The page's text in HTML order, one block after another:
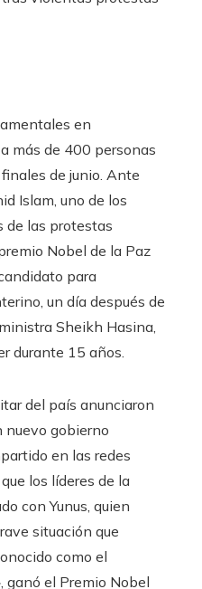
en
más de 400 personas
de junio. Ante
Islam, uno de los
de las protestas
Nobel de la Paz
para
un día después de
Sheikh Hasina,
durante 15 años.
del país anunciaron
nuevo gobierno
en las redes
los líderes de la
con Yunus, quien
situación que
como el
ganó el Premio Nobel